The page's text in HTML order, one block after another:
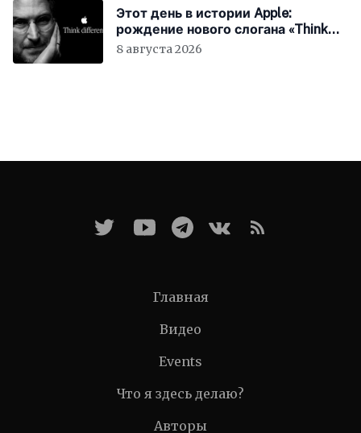
Этот день в истории Apple:
рождение нового слогана «Think
Different»
8 августа 2026
Главная
Видео
Events
Что я здесь делаю?
Авторы